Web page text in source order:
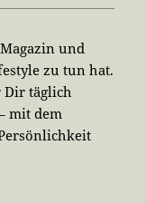
und
zu tun hat.
Dir täglich
mit dem